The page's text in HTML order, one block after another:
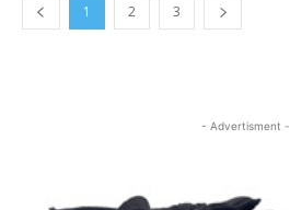
1 2 3
- Advertisment -